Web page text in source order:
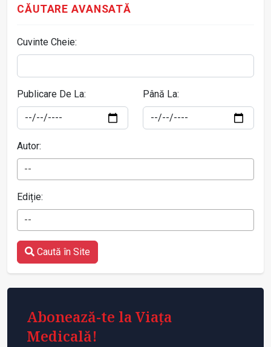
CĂUTARE AVANSATĂ
Cuvinte Cheie:
Publicare De La: Până La:
Autor:
--
Ediție:
--
Caută în Site
Abonează-te la Viața
Medicală!